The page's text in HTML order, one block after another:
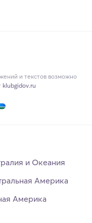
и текстов возможно
klubgidov.ru
и Океания
Америка
Америка